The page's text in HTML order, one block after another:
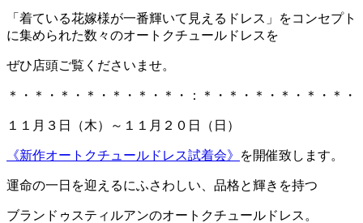
「着ている花嫁様が一番輝いて見えるドレス」をコンセプト
に集められた数々のオートクチュールドレスを
ぜひ店頭ご覧くださいませ。
＊・＊・＊・＊・＊・＊・＊・：＊・＊・＊・＊・＊・＊・
１１月３日（木）～１１月２０日（日）
《新作オートクチュールドレス試着会》 を開催致します。
運命の一日を迎えるにふさわしい、品格と輝きを持つ
ブランドゥスティルアンのオートクチュールドレス。